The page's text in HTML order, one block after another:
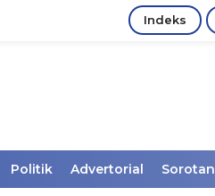
Indeks
Politik Advertorial Sorotan